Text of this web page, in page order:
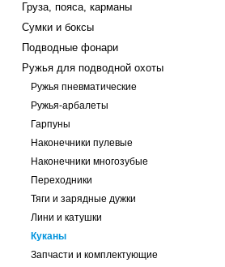
Груза, пояса, карманы
Сумки и боксы
Подводные фонари
Ружья для подводной охоты
Ружья пневматические
Ружья-арбалеты
Гарпуны
Наконечники пулевые
Наконечники многозубые
Переходники
Тяги и зарядные дужки
Лини и катушки
Куканы
Запчасти и комплектующие